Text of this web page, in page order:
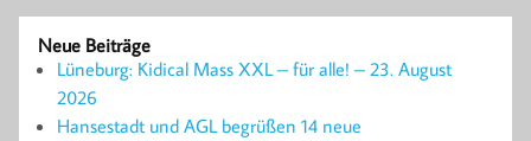
Neue Beiträge
Lüneburg: Kidical Mass XXL – für alle! – 23. August
2026
Hansestadt und AGL begrüßen 14 neue